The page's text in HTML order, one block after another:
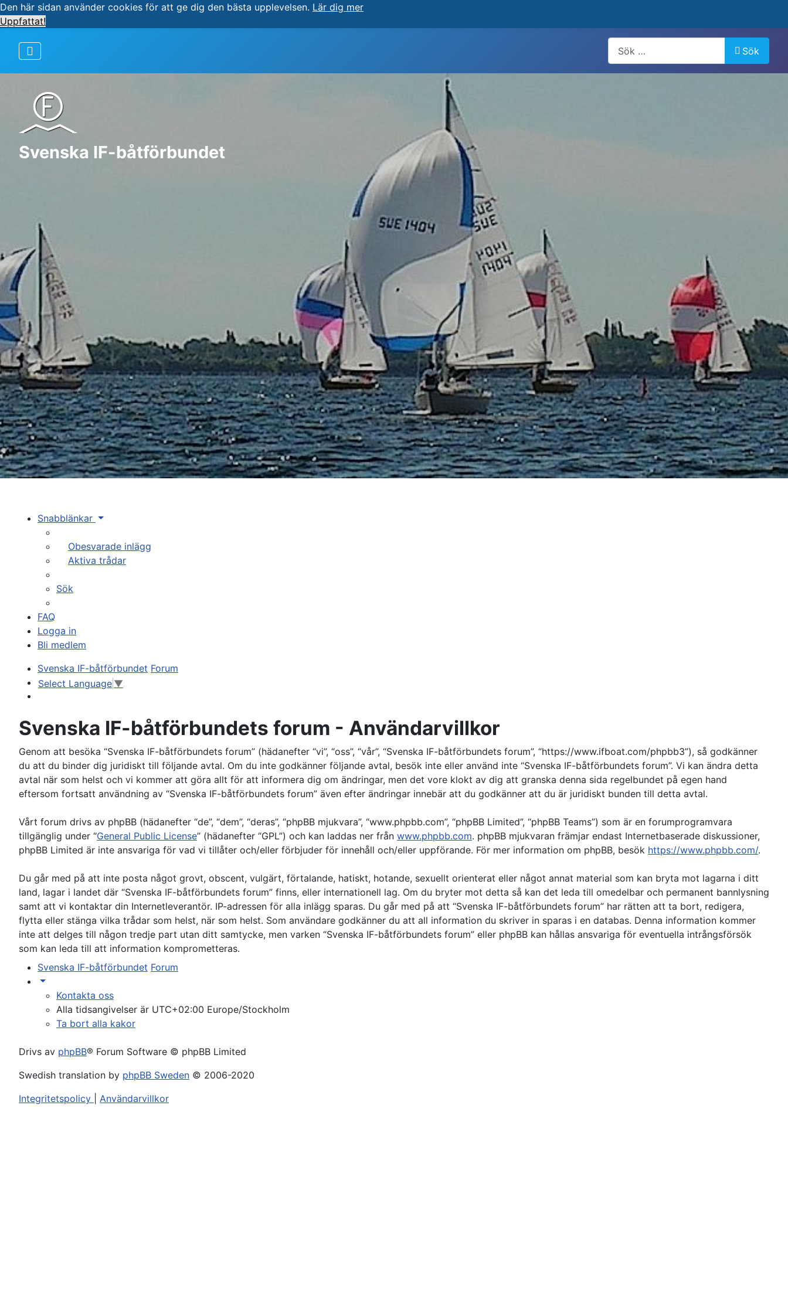
Den här sidan använder cookies för att ge dig den bästa upplevelsen. Lär dig mer
Uppfattat!
Artiklar, forum, händelser, dokument
Sök
Svenska IF-båtförbundet
Snabblänkar
Obesvarade inlägg
Aktiva trådar
Sök
FAQ
Logga in
Bli medlem
Svenska IF-båtförbundet Forum
Select Language ▼
Svenska IF-båtförbundets forum - Användarvillkor
Genom att besöka “Svenska IF-båtförbundets forum” (hädanefter “vi”, “oss”, “vår”, “Svenska IF-båtförbundets forum”, “https://www.ifboat.com/phpbb3”), så godkänner
du att du binder dig juridiskt till följande avtal. Om du inte godkänner följande avtal, besök inte eller använd inte “Svenska IF-båtförbundets forum”. Vi kan ändra detta
avtal när som helst och vi kommer att göra allt för att informera dig om ändringar, men det vore klokt av dig att granska denna sida regelbundet på egen hand
eftersom fortsatt användning av “Svenska IF-båtförbundets forum” även efter ändringar innebär att du godkänner att du är juridiskt bunden till detta avtal.
Vårt forum drivs av phpBB (hädanefter “de”, “dem”, “deras”, “phpBB mjukvara”, “www.phpbb.com”, “phpBB Limited”, “phpBB Teams”) som är en forumprogramvara
tillgänglig under “General Public License” (hädanefter “GPL”) och kan laddas ner från www.phpbb.com. phpBB mjukvaran främjar endast Internetbaserade diskussioner,
phpBB Limited är inte ansvariga för vad vi tillåter och/eller förbjuder för innehåll och/eller uppförande. För mer information om phpBB, besök https://www.phpbb.com/.
Du går med på att inte posta något grovt, obscent, vulgärt, förtalande, hatiskt, hotande, sexuellt orienterat eller något annat material som kan bryta mot lagarna i ditt
land, lagar i landet där “Svenska IF-båtförbundets forum” finns, eller internationell lag. Om du bryter mot detta så kan det leda till omedelbar och permanent bannlysning
samt att vi kontaktar din Internetleverantör. IP-adressen för alla inlägg sparas. Du går med på att “Svenska IF-båtförbundets forum” har rätten att ta bort, redigera,
flytta eller stänga vilka trådar som helst, när som helst. Som användare godkänner du att all information du skriver in sparas i en databas. Denna information kommer
inte att delges till någon tredje part utan ditt samtycke, men varken “Svenska IF-båtförbundets forum” eller phpBB kan hållas ansvariga för eventuella intrångsförsök
som kan leda till att information komprometteras.
Svenska IF-båtförbundet Forum
Kontakta oss
Alla tidsangivelser är UTC+02:00 Europe/Stockholm
Ta bort alla kakor
Drivs av phpBB® Forum Software © phpBB Limited
Swedish translation by phpBB Sweden © 2006-2020
Integritetspolicy
Användarvillkor